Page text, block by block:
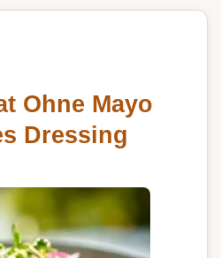
Ohne Mayo
Dressing